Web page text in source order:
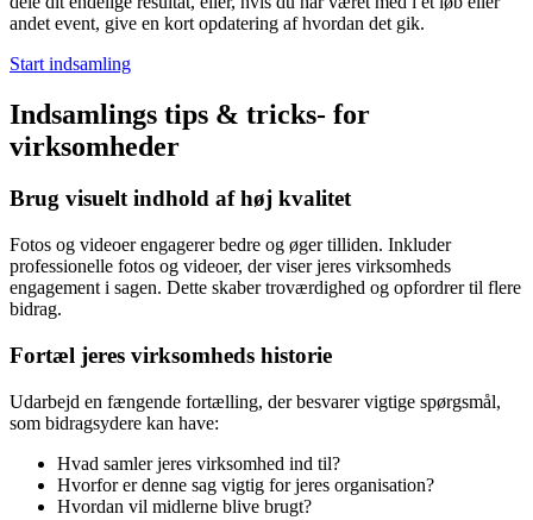
andet event, give en kort opdatering af hvordan det gik.
Start indsamling
Indsamlings tips & tricks- for
virksomheder
Brug visuelt indhold af høj kvalitet
Fotos og videoer engagerer bedre og øger tilliden. Inkluder
professionelle fotos og videoer, der viser jeres virksomheds
engagement i sagen. Dette skaber troværdighed og opfordrer til flere
bidrag.
Fortæl jeres virksomheds historie
Udarbejd en fængende fortælling, der besvarer vigtige spørgsmål,
som bidragsydere kan have:
Hvad samler jeres virksomhed ind til?
Hvorfor er denne sag vigtig for jeres organisation?
Hvordan vil midlerne blive brugt?